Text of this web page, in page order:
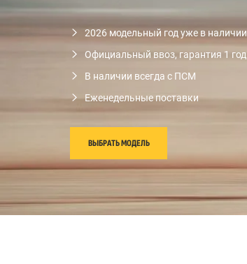
2026 модельный год уже в наличии
Официальный ввоз, гарантия 1 год
В наличии всегда с ПСМ
Еженедельные поставки
ВЫБРАТЬ МОДЕЛЬ